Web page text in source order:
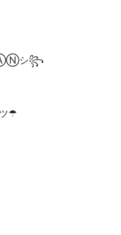
シ︎꧂
☂